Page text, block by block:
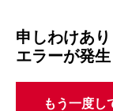
申しわけあ
エラーが発生
もう一度し